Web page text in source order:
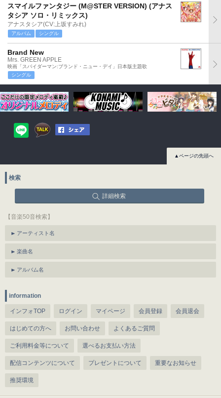
スマイルファンタジー (M@STER VERSION) (アナス
タシア ソロ・リミックス)
アナスタシア(CV:上坂すみれ)
アルバム シングル
Brand New
Mrs. GREEN APPLE
映画「スパイダーマン:ブランド・ニュー・デイ」日本版主題歌
シングル
▲ページの先頭へ
検索
詳細検索
【音楽50音検索】
アーティスト名
楽曲名
アルバム名
information
インフォTOP ログイン マイページ 会員登録 会員退会
はじめての方へ お問い合わせ よくあるご質問
ご利用料金等について 選べるお支払い方法
配信コンテンツについて プレゼントについて 重要なお知らせ
推奨環境